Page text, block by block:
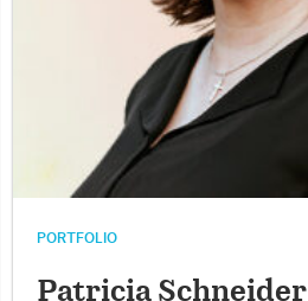
PORTFOLIO
Patricia Schneider